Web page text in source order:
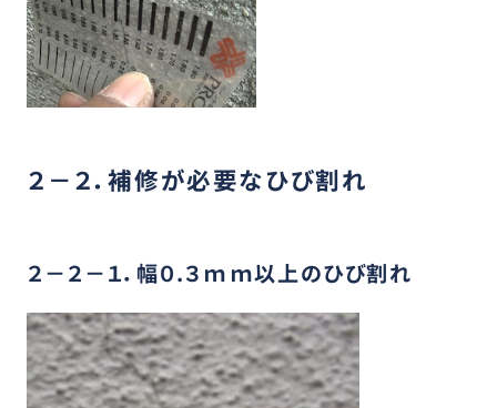
２－２．補修が必要なひび割れ
２－２－１．幅０.３ｍｍ以上のひび割れ